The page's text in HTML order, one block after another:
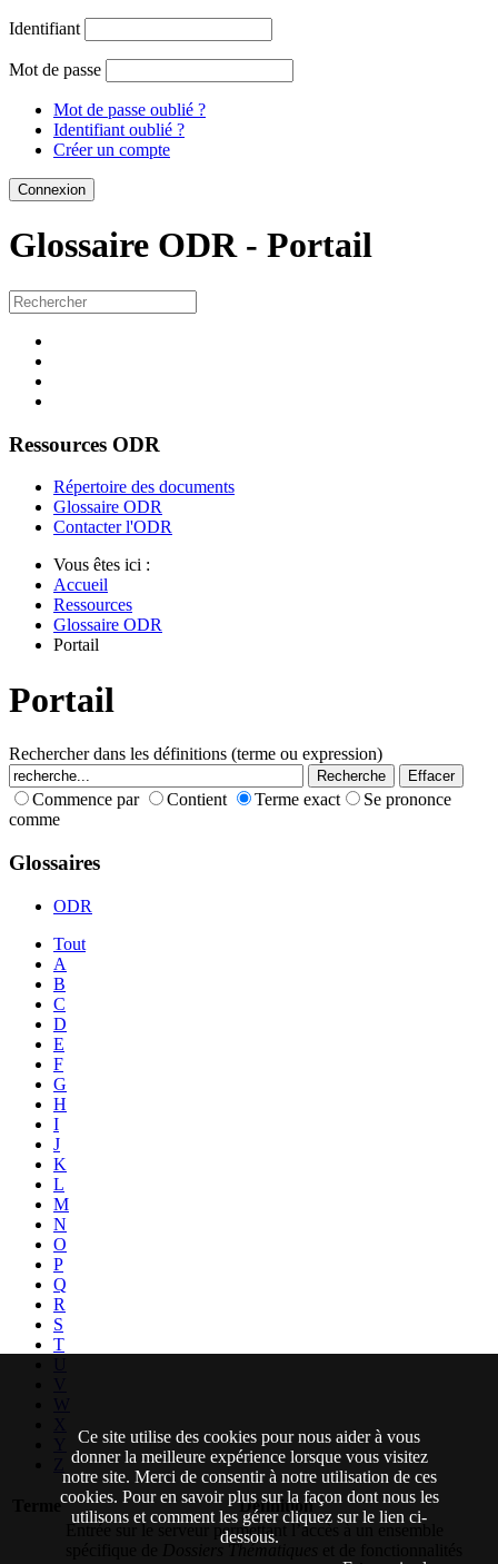
Identifiant
Mot de passe
Mot de passe oublié ?
Identifiant oublié ?
Créer un compte
Glossaire ODR - Portail
Ressources ODR
Répertoire des documents
Glossaire ODR
Contacter l'ODR
Vous êtes ici :
Accueil
Ressources
Glossaire ODR
Portail
Portail
Rechercher dans les définitions (terme ou expression)
Commence par Contient Terme exact
Se prononce
comme
Glossaires
ODR
Tout
A
B
C
D
E
F
G
H
I
J
K
L
M
N
O
P
Q
R
S
T
Terme Définition
Entrée sur le serveur permettant l’accès à un ensemble
Ce site utilise des cookies pour nous aider à vous
donner la meilleure expérience lorsque vous visitez
notre site. Merci de consentir à notre utilisation de ces
cookies. Pour en savoir plus sur la façon dont nous les
utilisons et comment les gérer cliquez sur le lien ci-
dessous.